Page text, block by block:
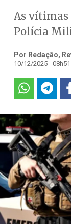
As vítimas
Polícia
Por Redação,
10/12/2025 - 08h51